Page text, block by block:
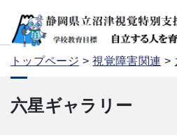
トップページ 視覚障害関連
六星ギャラリー